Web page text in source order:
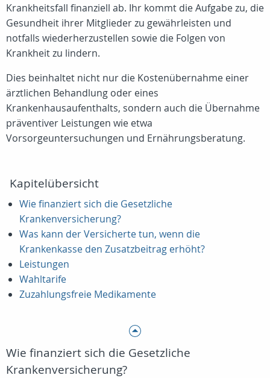
Krankheitsfall finanziell ab. Ihr kommt die Aufgabe zu, die
Gesundheit ihrer Mitglieder zu gewährleisten und
notfalls wiederherzustellen sowie die Folgen von
Krankheit zu lindern.
Dies beinhaltet nicht nur die Kostenübernahme einer
ärztlichen Behandlung oder eines
Krankenhausaufenthalts, sondern auch die Übernahme
präventiver Leistungen wie etwa
Vorsorgeuntersuchungen und Ernährungsberatung.
Kapitelübersicht
Wie finanziert sich die Gesetzliche
Krankenversicherung?
Was kann der Versicherte tun, wenn die
Krankenkasse den Zusatzbeitrag erhöht?
Leistungen
Wahltarife
Zuzahlungsfreie Medikamente
Wie finanziert sich die Gesetzliche
Krankenversicherung?